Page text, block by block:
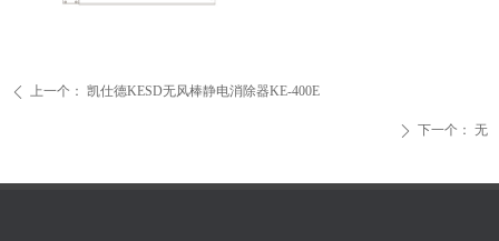
ꄴ 上一个： 凯仕德KESD无风棒静电消除器KE-400E
ꄲ 下一个： 无